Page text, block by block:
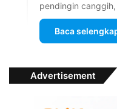
pendingin
Baca
Advertisement